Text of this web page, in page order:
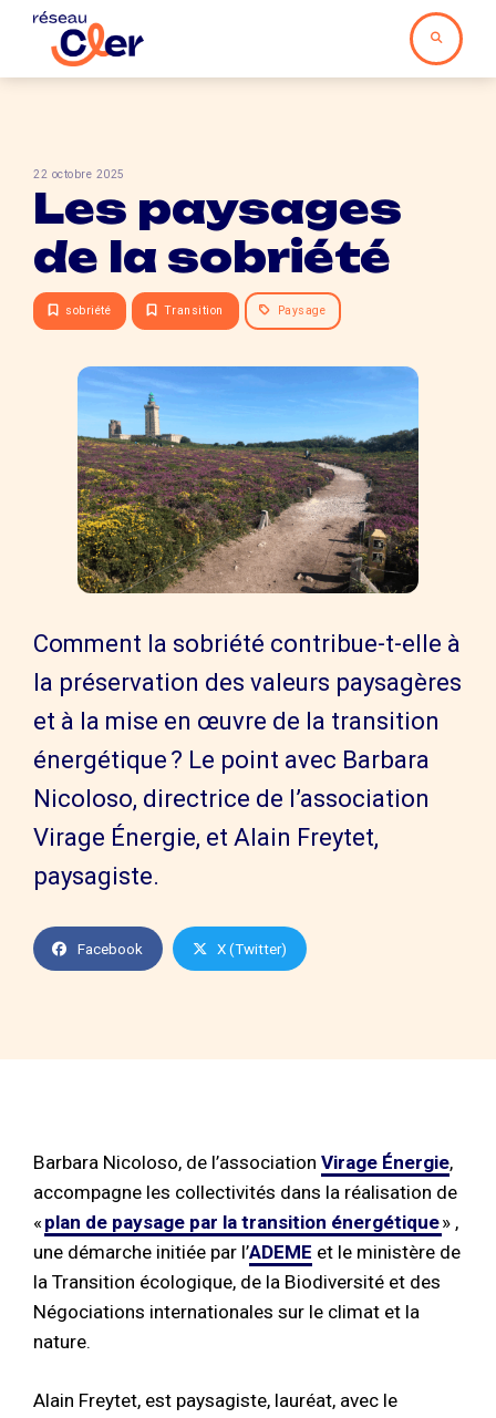
22 octobre 2025
Les paysages
de la sobriété
sobriété Transition Paysage
Comment la sobriété contribue-t-elle à
la préservation des valeurs paysagères
et à la mise en œuvre de la transition
énergétique ? Le point avec Barbara
Nicoloso, directrice de l’association
Virage Énergie, et Alain Freytet,
paysagiste.
Facebook X (Twitter)
Barbara Nicoloso, de l’association Virage Énergie,
accompagne les collectivités dans la réalisation de
« plan de paysage par la transition énergétique» ,
une démarche initiée par l’ADEME et le ministère de
la Transition écologique, de la Biodiversité et des
Négociations internationales sur le climat et la
nature.
Alain Freytet, est paysagiste, lauréat, avec le